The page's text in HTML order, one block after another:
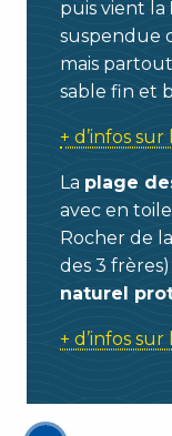
puis vient la
suspendue
mais
sable fin et
+ d’infos
La plage
avec en
Rocher de
des 3
naturel
+ d’infos